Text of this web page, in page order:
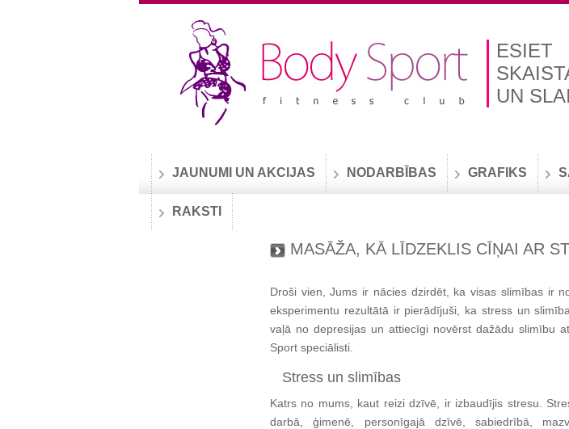
ESIET
UN
JAUNUMI UN AKCIJAS NODARBĪBAS GRAFIKS
RAKSTI
MASĀŽA, KĀ LĪDZEKLIS CĪŅAI AR
Droši vien, Jums ir nācies dzirdēt, ka visas slimības ir
eksperimentu rezultātā ir pierādījuši, ka stress un
vaļā no depresijas un attiecīgi novērst dažādu slimību
Sport speciālisti.
Stress un slimības
Katrs no mums, kaut reizi dzīvē, ir izbaudījis stresu.
darbā, ģimenē, personīgajā dzīvē, sabiedrībā,